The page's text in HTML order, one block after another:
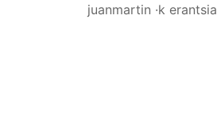
juanmartin ·k erantsia